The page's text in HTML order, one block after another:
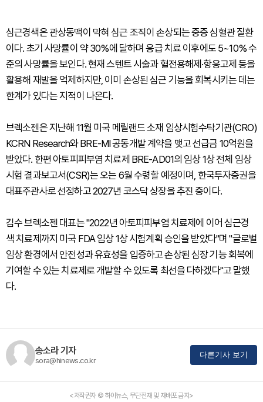
심근경색은 관상동맥이 막혀 심근 조직이 손상되는 중증 심혈관 질환
이다. 초기 사망률이 약 30%에 달하며 응급 치료 이후에도 5~10% 수
준의 사망률을 보인다. 현재 스텐트 시술과 혈전용해제·항응고제 등을
활용해 재발을 억제하지만, 이미 손상된 심근 기능을 회복시키는 데는
한계가 있다는 지적이 나온다.
브렉소젠은 지난해 11월 미국 메릴랜드 소재 임상시험수탁기관(CRO)
KCRN Research와 BRE-MI 공동개발 계약을 맺고 선급금 10억원을
받았다. 한편 아토피피부염 치료제 BRE-AD01의 임상 1상 전체 임상
시험 결과보고서(CSR)는 오는 6월 수령할 예정이며, 한국투자증권을
대표주관사로 선정하고 2027년 코스닥 상장을 추진 중이다.
김수 브렉소젠 대표는 "2022년 아토피피부염 치료제에 이어 심근경
색 치료제까지 미국 FDA 임상 1상 시험계획 승인을 받았다"며 "글로벌
임상 환경에서 안전성과 유효성을 입증하고 손상된 심장 기능 회복에
기여할 수 있는 치료제로 개발할 수 있도록 최선을 다하겠다"고 말했
다.
송소라 기자
sora@hinews.co.kr
다른기사 보기
<저작권자 © 하이뉴스, 무단전재 및 재배포 금지>